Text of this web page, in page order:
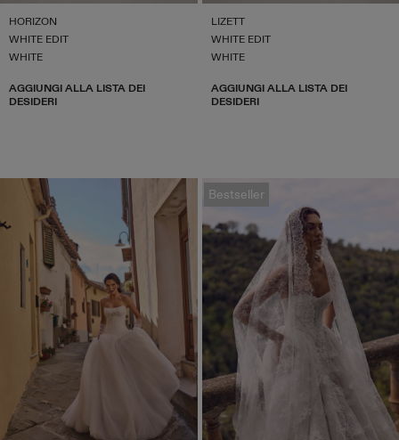
HORIZON
WHITE EDIT
WHITE
AGGIUNGI ALLA LISTA DEI
DESIDERI
LIZETT
WHITE EDIT
WHITE
AGGIUNGI ALLA LISTA DEI
DESIDERI
Bestseller